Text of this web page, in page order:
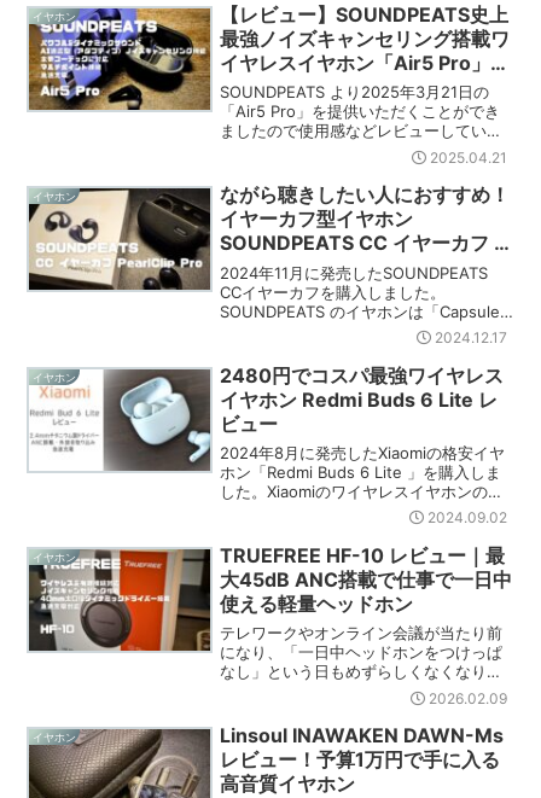
イヤホン
【レビュー】SOUNDPEATS史上
最強ノイズキャンセリング搭載ワ
イヤレスイヤホン「Air5 Pro」を
使ってみた
SOUNDPEATS より2025年3月21日の
「Air5 Pro」を提供いただくことができ
ましたので使用感などレビューしていき
たいと思います。SOUNDPEATS のイヤ
「SOUNDPEATS CC」を...
2025.04.21
イヤホン
ながら聴きしたい人におすすめ！
イヤーカフ型イヤホン
SOUNDPEATS CC イヤーカフ レ
ビュー
2024年11月に発売したSOUNDPEATS
CCイヤーカフを購入しました。
SOUNDPEATS のイヤホンは「Capsule3
Pro+」も使っており、音質もよく非常に
満足度の高い製品でした。イヤーカフ型
のイヤホンは初めて使ったのですが...
2024.12.17
イヤホン
2480円でコスパ最強ワイヤレス
イヤホン Redmi Buds 6 Lite レ
ビュー
2024年8月に発売したXiaomiの格安イヤ
ホン「Redmi Buds 6 Lite 」を購入しま
した。Xiaomiのワイヤレスイヤホンの
「Lite」シリーズはコレまでにいくつか
使ってきましたが、今回のモデルも音も
コスパもよく、お手頃で普...
2024.09.02
イヤホン
TRUEFREE HF-10 レビュー｜最
大45dB ANC搭載で仕事で一日中
使える軽量ヘッドホン
テレワークやオンライン会議が当たり前
になり、「一日中ヘッドホンをつけっぱ
なし」という日もめずらしくなくなりま
した。そんな環境では音質の良さだけで
なく、長時間使っても疲れにくいことが
とても重要です。今回は、TRUEFREEの
ワイヤレスヘッドホ...
2026.02.09
イヤホン
Linsoul INAWAKEN DAWN-Ms
レビュー！予算1万円で手に入る
高音質イヤホン